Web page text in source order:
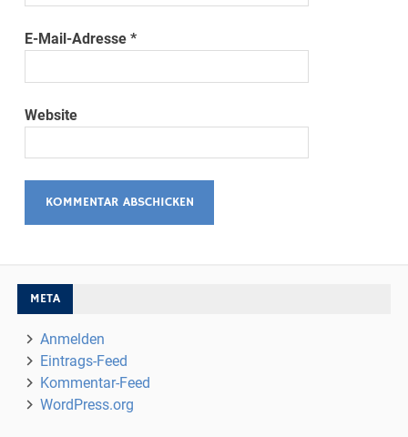
E-Mail-Adresse*
Website
META
Anmelden
Eintrags-Feed
Kommentar-Feed
WordPress.org